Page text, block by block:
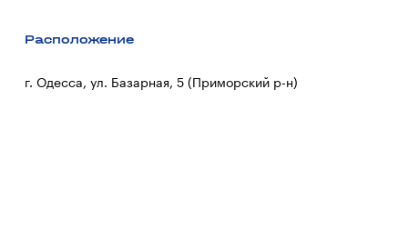
Расположение
г. Одесса, ул. Базарная, 5 (Приморский р-н)